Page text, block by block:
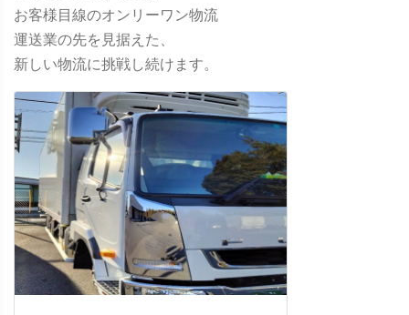
お客様目線のオンリーワン物流
運送業の先を見据えた、
新しい物流に挑戦し続けます。